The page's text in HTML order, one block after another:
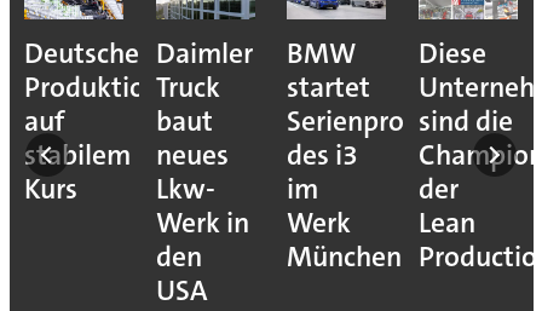
Deutsche
Produktion
auf
stabilem
Kurs
Daimler
Truck
baut
neues
Lkw-
Werk in
den
USA
BMW
startet
Serienproduktion
des i3
im
Werk
München
Diese
sind die
der
Lean